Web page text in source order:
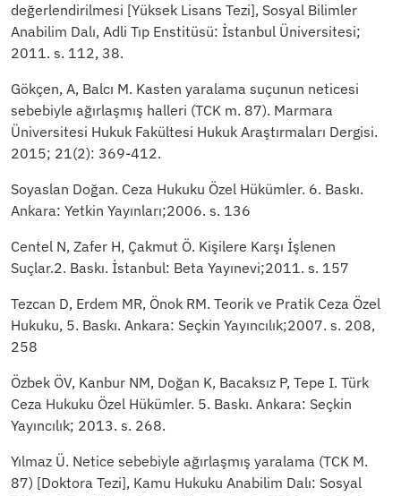
değerlendirilmesi [Yüksek Lisans Tezi], Sosyal Bilimler
Anabilim Dalı, Adli Tıp Enstitüsü: İstanbul Üniversitesi;
2011. s. 112, 38.
Gökçen, A, Balcı M. Kasten yaralama suçunun neticesi
sebebiyle ağırlaşmış halleri (TCK m. 87). Marmara
Üniversitesi Hukuk Fakültesi Hukuk Araştırmaları Dergisi.
2015; 21(2): 369-412.
Soyaslan Doğan. Ceza Hukuku Özel Hükümler. 6. Baskı.
Ankara: Yetkin Yayınları;2006. s. 136
Centel N, Zafer H, Çakmut Ö. Kişilere Karşı İşlenen
Suçlar.2. Baskı. İstanbul: Beta Yayınevi;2011. s. 157
Tezcan D, Erdem MR, Önok RM. Teorik ve Pratik Ceza Özel
Hukuku, 5. Baskı. Ankara: Seçkin Yayıncılık;2007. s. 208,
258
Özbek ÖV, Kanbur NM, Doğan K, Bacaksız P, Tepe I. Türk
Ceza Hukuku Özel Hükümler. 5. Baskı. Ankara: Seçkin
Yayıncılık; 2013. s. 268.
Yılmaz Ü. Netice sebebiyle ağırlaşmış yaralama (TCK M.
87) [Doktora Tezi], Kamu Hukuku Anabilim Dalı: Sosyal